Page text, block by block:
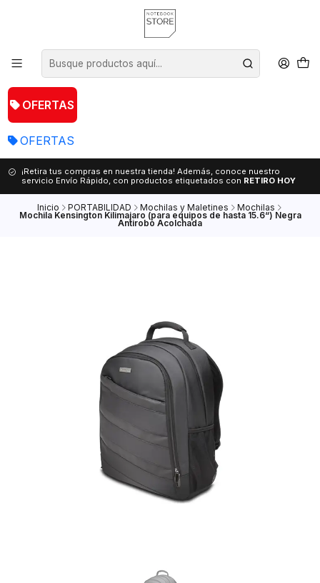
OFERTAS
OFERTAS
¡Retira tus compras en nuestra tienda! Además, conoce nuestro
servicio Envío Rápido, con productos etiquetados con RETIRO HOY
Inicio PORTABILIDAD Mochilas y Maletines Mochilas
Mochila Kensington Kilimajaro (para equipos de hasta 15.6“) Negra
Antirobo Acolchada